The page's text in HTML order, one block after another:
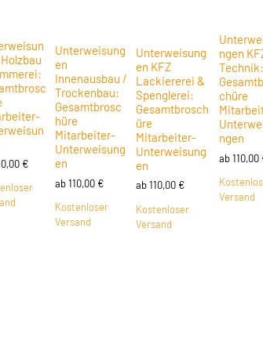
€
Unterweisung
en
Innenausbau /
Trockenbau:
Gesamtbrosc
hüre
Mitarbeiter-
Unterweisung
en
ab110,00 €
Kostenloser
Versand
Unterweisung
en KFZ
Lackiererei &
Spenglerei:
Gesamtbrosch
üre
Mitarbeiter-
Unterweisung
en
ab110,00 €
Kostenloser
Versand
ngen
Technik:
chüre
ngen
ab110,00
Versand